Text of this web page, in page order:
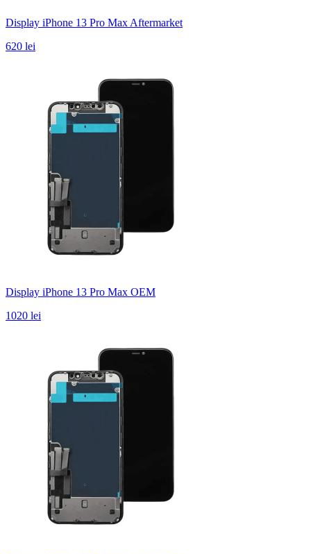
Display iPhone 13 Pro Max Aftermarket
620 lei
Display iPhone 13 Pro Max OEM
1020 lei